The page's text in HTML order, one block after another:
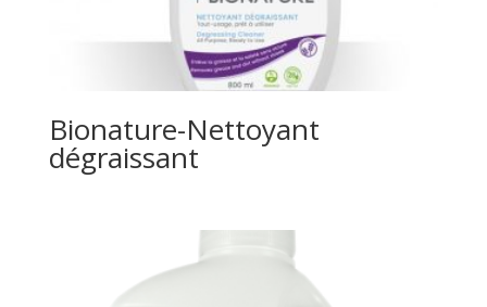
Bionature-Nettoyant
dégraissant